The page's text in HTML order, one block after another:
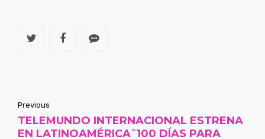
Previous
TELEMUNDO INTERNACIONAL ESTRENA
EN LATINOAMÉRICA¨100 DÍAS PARA